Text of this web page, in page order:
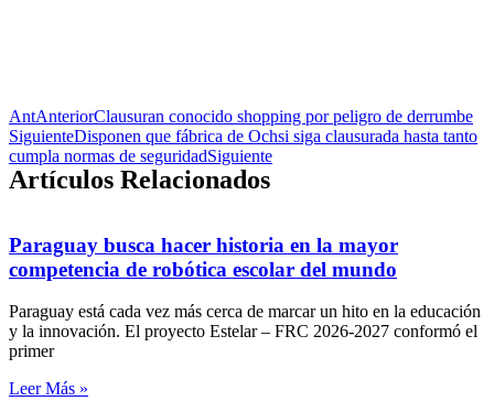
AntAnteriorClausuran conocido shopping por peligro de derrumbe
SiguienteDisponen que fábrica de Ochsi siga clausurada hasta tanto
cumpla normas de seguridadSiguiente
Artículos Relacionados
Paraguay busca hacer historia en la mayor
competencia de robótica escolar del mundo
Paraguay está cada vez más cerca de marcar un hito en la educación
y la innovación. El proyecto Estelar – FRC 2026-2027 conformó el
primer
Leer Más »